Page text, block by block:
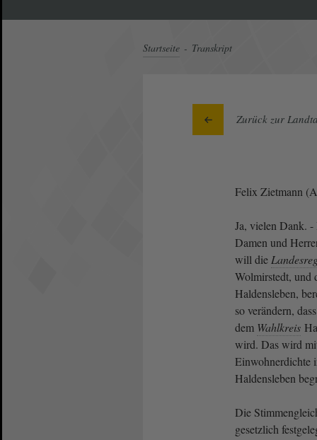
Startseite Transkript
Zurück zur
Felix Zietmann
Ja, vielen Dank.
Damen und
will die
Wolmirstedt, und
Haldensleben,
so verändern,
dem Wahlkreis
wird. Das wird
Einwohnerdichte
Haldensleben
Die
gesetzlich